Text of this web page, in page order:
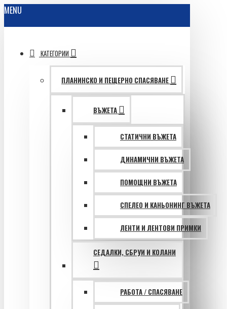
MENU
КАТЕГОРИИ
ПЛАНИНСКО И ПЕЩЕРНО СПАСЯВАНЕ
ВЪЖЕТА
СТАТИЧНИ ВЪЖЕТА
ДИНАМИЧНИ ВЪЖЕТА
ПОМОЩНИ ВЪЖЕТА
СПЕЛЕО И КАНЬОНИНГ ВЪЖЕТА
ЛЕНТИ И ЛЕНТОВИ ПРИМКИ
СЕДАЛКИ, СБРУИ И КОЛАНИ
РАБОТА / СПАСЯВАНЕ